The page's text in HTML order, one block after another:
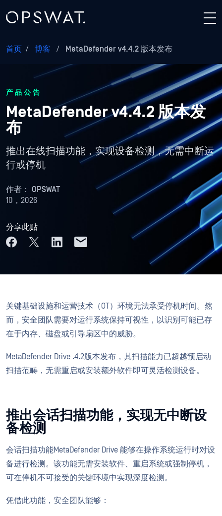
首页 / 博客 / MetaDefender v4.4.2 版本发布
产品公告
MetaDefender v4.4.2 版本发
布
推出在线扫描功能，实现设备检测，无需中断运
行或停机
作者： OPSWAT
10，2026
分享此贴
关键基础设施和运营技术（OT）环境无法承受停机时间。然
而，安全团队需要对运行系统保持可视性，以识别可能已存
在于内存、磁盘或引导扇区中的威胁。
MetaDefender Drive .4.2版本发布，其扫描能力已超越预启动
扫描范畴，无需重启或安装额外软件即可灵活检测设备。
推出会话扫描功能，实现无中断设
备检测
会话扫描功能MetaDefender Drive 能够在操作系统运行时对设
备进行检测。该功能无需安装软件、重启系统或强制停机，
可在停机不可接受的关键环境中实现深度检测。
凭借此功能，安全团队能够：